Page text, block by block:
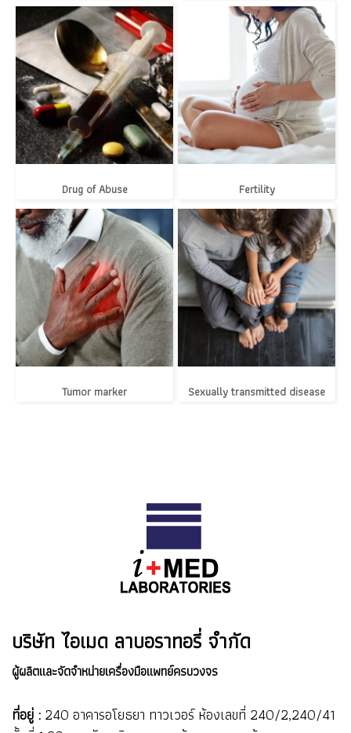
Drug of Abuse Fertility
Tumor marker Sexually transmitted disease
บริษัท ไอเมด ลาบอราทอรี่ จำกัด
ผู้ผลิตและจัดจำหน่ายเครื่องมือแพทย์ครบวงจร
ที่อยู่ : 240 อาคารอโยธยา ทาวเวอร์ ห้องเลขที่ 240/2,240/41